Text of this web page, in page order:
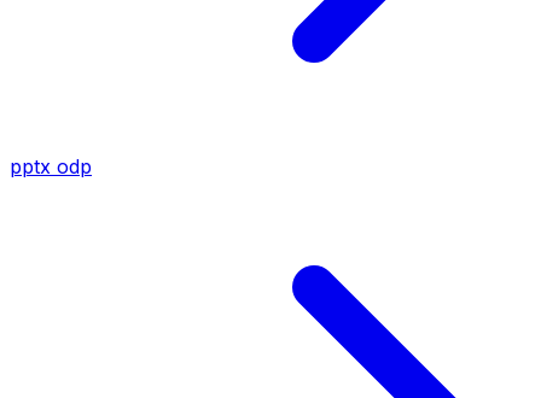
pptx odp